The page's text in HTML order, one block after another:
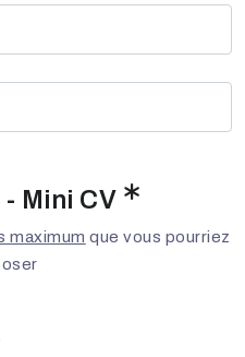
Mini CV
maximum que vous pourriez